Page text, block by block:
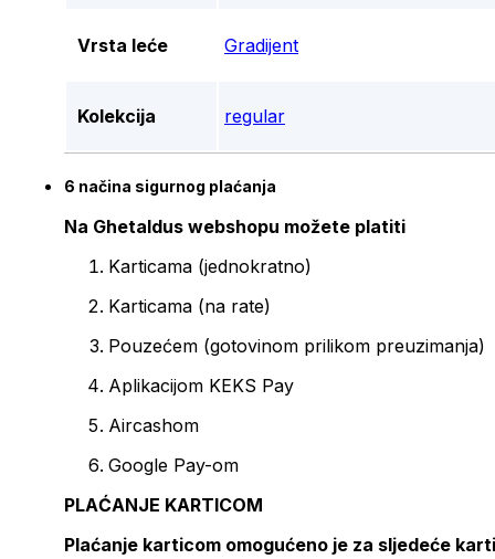
Vrsta leće Gradijent
Kolekcija regular
6 načina sigurnog plaćanja
Na Ghetaldus webshopu možete platiti
Karticama (jednokratno)
Karticama (na rate)
Pouzećem (gotovinom prilikom preuzimanja)
Aplikacijom KEKS Pay
Aircashom
Google Pay-om
PLAĆANJE KARTICOM
Plaćanje karticom omogućeno je za sljedeće